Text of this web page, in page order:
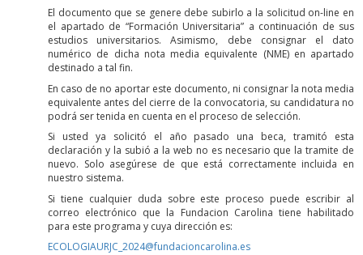
El documento que se genere debe subirlo a la solicitud on-line en
el apartado de “Formación Universitaria” a continuación de sus
estudios universitarios. Asimismo, debe consignar el dato
numérico de dicha nota media equivalente (NME) en apartado
destinado a tal fin.
En caso de no aportar este documento, ni consignar la nota media
equivalente antes del cierre de la convocatoria, su candidatura no
podrá ser tenida en cuenta en el proceso de selección.
Si usted ya solicitó el año pasado una beca, tramitó esta
declaración y la subió a la web no es necesario que la tramite de
nuevo. Solo asegúrese de que está correctamente incluida en
nuestro sistema.
Si tiene cualquier duda sobre este proceso puede escribir al
correo electrónico que la Fundacion Carolina tiene habilitado
para este programa y cuya dirección es:
ECOLOGIAURJC_2024@fundacioncarolina.es